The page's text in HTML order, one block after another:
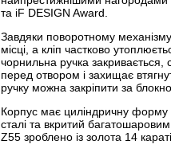
та iF DESIGN Award.
Завдяки поворотному
місці, а кліп частково
чорнильна ручка
перед отвором і захищає
ручку можна закріпити за
Корпус має циліндричну форму
сталі та вкритий
Z55 зроблено із золота 14